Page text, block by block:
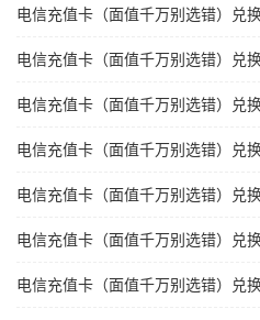
电信充值卡（面值千万别选错）兑
电信充值卡（面值千万别选错）兑
电信充值卡（面值千万别选错）兑
电信充值卡（面值千万别选错）兑
电信充值卡（面值千万别选错）兑
电信充值卡（面值千万别选错）兑
电信充值卡（面值千万别选错）兑